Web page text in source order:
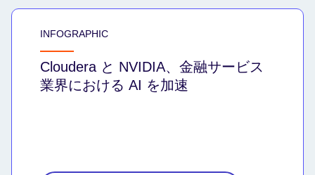
INFOGRAPHIC
Cloudera と NVIDIA、金融サービス
業界における AI を加速